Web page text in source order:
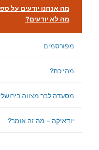
מה אנחנו יודעים על
מה לא יודעים?
מפורסמים
מהי כת?
מסעדה לבר מצווה
יודאיקה – מה זה אומר?